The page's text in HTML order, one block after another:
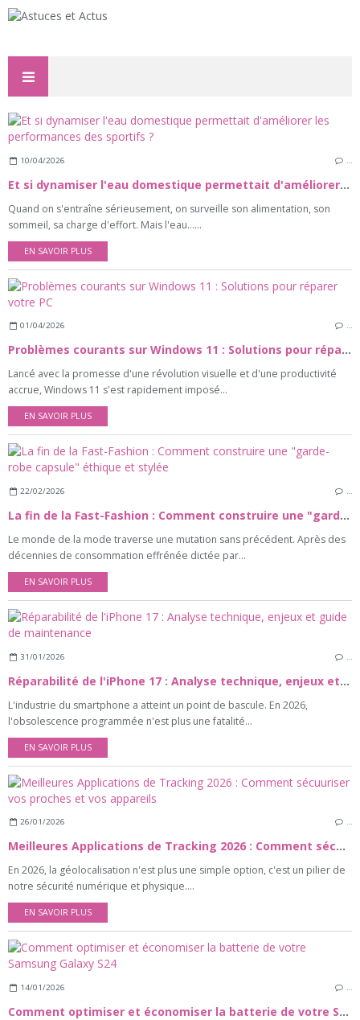
10/04/2026 …
Et si dynamiser l'eau domestique permettait d'améliorer les performances des sportifs ?
Quand on s'entraîne sérieusement, on surveille son alimentation, son
sommeil, sa charge d'effort. Mais l'eau......
EN SAVOIR PLUS
01/04/2026 …
Problèmes courants sur Windows 11 : Solutions pour réparer votre PC
Lancé avec la promesse d'une révolution visuelle et d'une productivité
accrue, Windows 11 s'est rapidement imposé...
EN SAVOIR PLUS
22/02/2026 …
La fin de la Fast-Fashion : Comment construire une "garde-robe capsule" éthique et stylée
Le monde de la mode traverse une mutation sans précédent. Après des
décennies de consommation effrénée dictée par...
EN SAVOIR PLUS
31/01/2026
Réparabilité de l'iPhone 17 : Analyse technique, enjeux et guide de maintenance
L'industrie du smartphone a atteint un point de bascule. En 2026,
l'obsolescence programmée n'est plus une fatalité...
EN SAVOIR PLUS
26/01/2026 …
Meilleures Applications de Tracking 2026 : Comment sécuuriser vos proches et vos appareils
En 2026, la géolocalisation n'est plus une simple option, c'est un pilier de
notre sécurité numérique et physique....
EN SAVOIR PLUS
14/01/2026 …
Comment optimiser et économiser la batterie de votre Samsung Galaxy S24